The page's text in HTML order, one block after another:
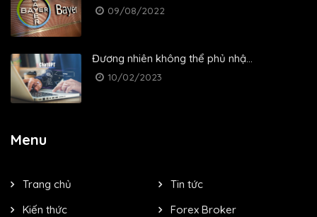
09/08/2022
Đương nhiên không thể phủ nhậ...
10/02/2023
Menu
Trang chủ
Tin tức
Kiến thức
Forex Broker